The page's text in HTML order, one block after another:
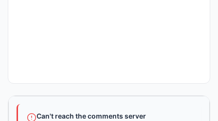
Can't reach the comments server